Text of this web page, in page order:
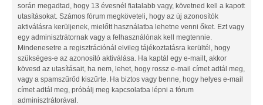
során megadtad, hogy 13 évesnél fiatalabb vagy, követned kell a kapott
utasításokat. Számos fórum megköveteli, hogy az új azonosítók
aktiválásra kerüljenek, mielőtt használatba lehetne venni őket. Ezt vagy
egy adminisztrátornak vagy a felhasználónak kell megtennie.
Mindenesetre a regisztrációnál elvileg tájékoztatásra kerültél, hogy
szükséges-e az azonosító aktiválása. Ha kaptál egy e-mailt, akkor
kövesd az utasításait, ha nem, lehet, hogy rossz e-mail címet adtál meg,
vagy a spamszűrőd kiszűrte. Ha biztos vagy benne, hogy helyes e-mail
címet adtál meg, próbálj meg kapcsolatba lépni a fórum
adminisztrátorával.